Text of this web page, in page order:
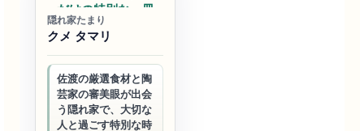
だけの特別な一皿
隠れ家たまり
クメ タマリ
佐渡の厳選食材と陶
芸家の審美眼が出会
う隠れ家で、大切な
人と過ごす特別な時